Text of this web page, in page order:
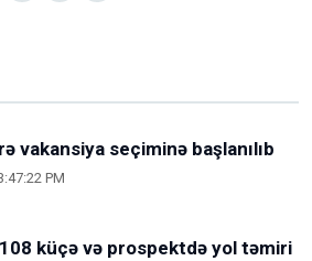
vakansiya seçiminə başlanılıb
PM
108 küçə və prospektdə yol təmiri